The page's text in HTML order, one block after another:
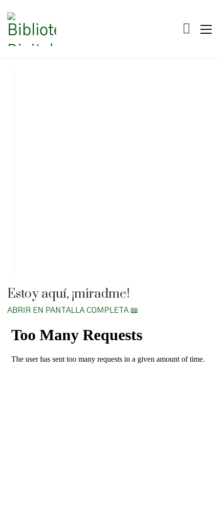
Estoy aquí, ¡miradme!
ABRIR EN PANTALLA COMPLETA 📖